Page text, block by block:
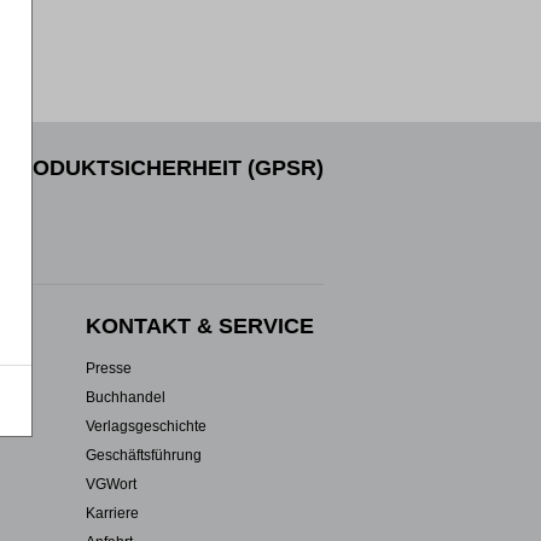
PRODUKTSICHERHEIT (GPSR)
KONTAKT & SERVICE
Presse
Buchhandel
Verlagsgeschichte
Geschäftsführung
VGWort
Karriere